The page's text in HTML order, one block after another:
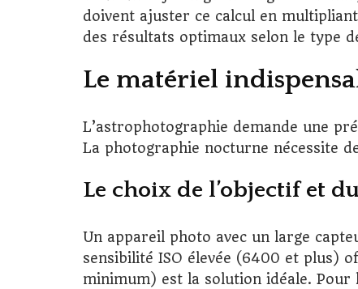
doivent ajuster ce calcul en
des résultats optimaux selon le type
Le matériel
L’astrophotographie demande une
La photographie nocturne nécessite
Le choix de l’objectif et
Un appareil photo avec un large
sensibilité ISO élevée (6400 et plus)
minimum) est la solution idéale. Pour